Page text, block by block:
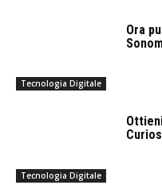
Tecnologia Digitale
Ora
Tecnologia Digitale